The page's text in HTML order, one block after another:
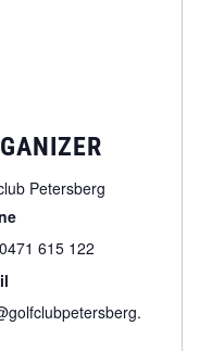
Petersberg
615 122